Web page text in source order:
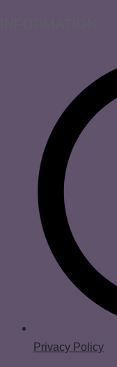
Privacy Policy